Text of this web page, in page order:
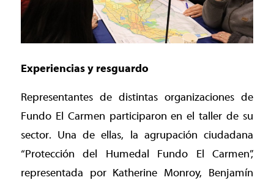
Experiencias y resguardo
Representantes de distintas organizaciones de
Fundo El Carmen participaron en el taller de su
sector. Una de ellas, la agrupación ciudadana
“Protección del Humedal Fundo El Carmen”,
representada por Katherine Monroy, Benjamín